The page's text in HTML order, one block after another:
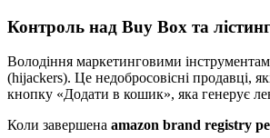
Контроль над Buy Box та
Володіння маркетинговими
(hijackers). Це недобросовісні продавці,
кнопку «Додати в кошик», яка генерує
Коли завершена amazon brand registry